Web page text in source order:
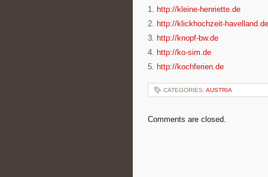
1. http://kleine-henriette.de
2. http://klickhochzeit-havelland.de
3. http://knopf-bw.de
4. http://ko-sim.de
5. http://kochferien.de
CATEGORIES: AUSTRIA
Comments are closed.